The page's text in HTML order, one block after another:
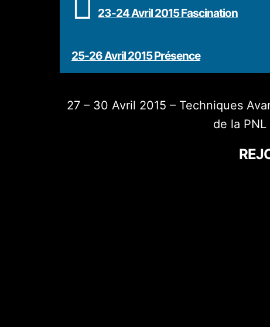
23-24 Avril 2015 Fascination
25-26 Avril 2015 Présence
27 – 30 Avril 2015 – Techniques
de la